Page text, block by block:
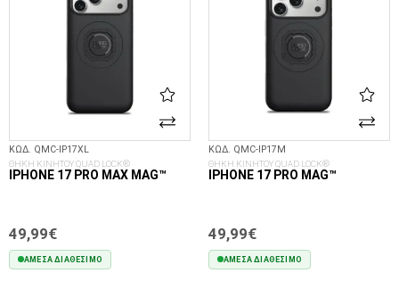
ΚΩΔ. QMC-IP17XL
ΘΗΚΗ ΚΙΝΗΤΟΥ QUAD LOCK®
IPHONE 17 PRO MAX MAG™
49,99€
ΆΜΕΣΑ ΔΙΑΘΈΣΙΜΟ
ΚΩΔ. QMC-IP17M
ΘΗΚΗ ΚΙΝΗΤΟΥ QUAD LOCK®
IPHONE 17 PRO MAG™
49,99€
ΆΜΕΣΑ ΔΙΑΘΈΣΙΜΟ